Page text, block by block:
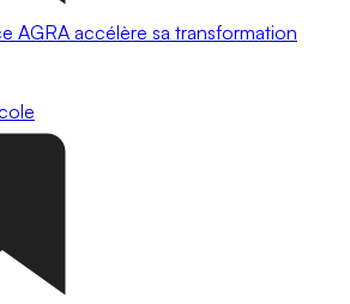
AGRA accélère sa transformation